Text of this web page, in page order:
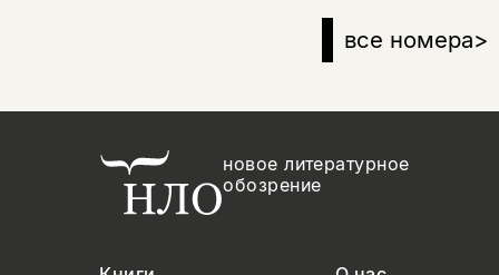
все номера>
новое литературное
обозрение